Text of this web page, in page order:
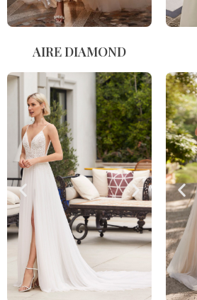
AIRE DIAMOND